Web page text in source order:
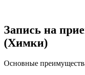
Запись на
(Химки)
Основные